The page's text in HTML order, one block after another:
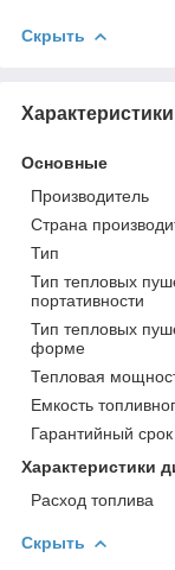
Скрыть
Характеристики
Основные
Производитель
Страна
Тип
Тип тепловых
портативности
Тип тепловых
форме
Тепловая
Емкость
Гарантийный срок
Характеристики
Расход топлива
Скрыть